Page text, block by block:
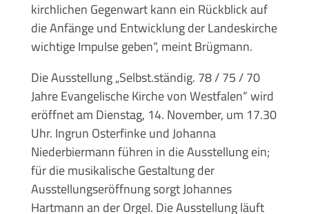
kirchlichen Gegenwart kann ein Rückblick auf
die Anfänge und Entwicklung der Landeskirche
wichtige Impulse geben“, meint Brügmann.
Die Ausstellung „Selbst.ständig. 78 / 75 / 70
Jahre Evangelische Kirche von Westfalen“ wird
eröffnet am Dienstag, 14. November, um 17.30
Uhr. Ingrun Osterfinke und Johanna
Niederbiermann führen in die Ausstellung ein;
für die musikalische Gestaltung der
Ausstellungseröffnung sorgt Johannes
Hartmann an der Orgel. Die Ausstellung läuft